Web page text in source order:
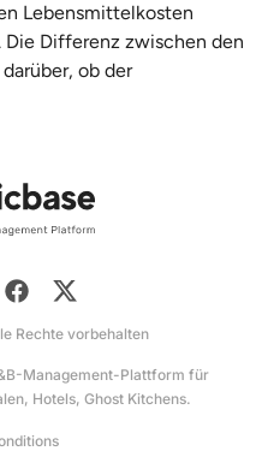
Lebensmittelkosten
Die Differenz zwischen den
ob der
Rechte vorbehalten
Management-Plattform für
Hotels, Ghost Kitchens.